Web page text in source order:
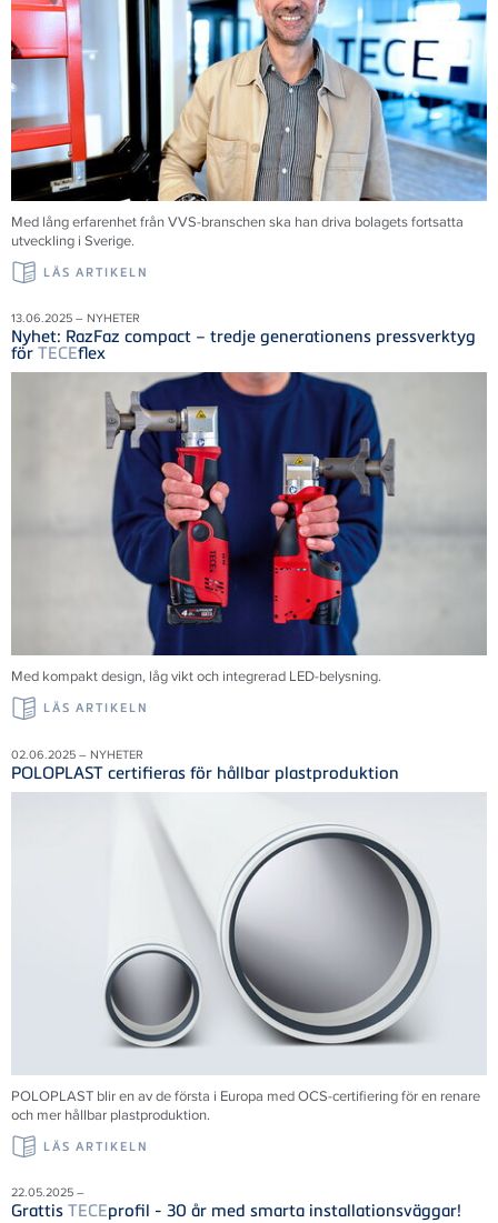
Med lång erfarenhet från VVS-branschen ska han driva bolagets fortsatta
utveckling i Sverige.
LÄS ARTIKELN
13.06.2025 – NYHETER
Nyhet: RazFaz compact – tredje generationens pressverktyg
för TECEflex
Med kompakt design, låg vikt och integrerad LED-belysning.
LÄS ARTIKELN
02.06.2025 – NYHETER
POLOPLAST certifieras för hållbar plastproduktion
POLOPLAST blir en av de första i Europa med OCS-certifiering för en renare
och mer hållbar plastproduktion.
LÄS ARTIKELN
22.05.2025 –
Grattis TECEprofil - 30 år med smarta installationsväggar!